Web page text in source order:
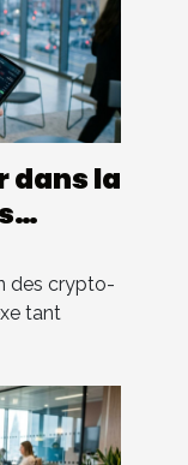
dans la
des crypto-
tant